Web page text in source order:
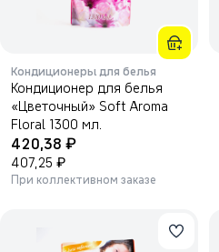
Кондиционеры для белья
Кондиционер для белья
«Цветочный» Soft Aroma
Floral 1300 мл.
420,38 ₽
407,25 ₽
При коллективном заказе